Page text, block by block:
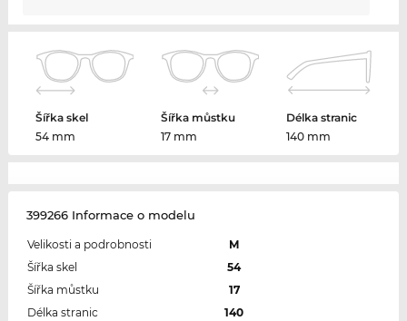
Šířka skel
54 mm
Šířka můstku
17 mm
Délka stranic
140 mm
399266 Informace o modelu
Velikosti a podrobnosti
M
Šířka skel
54
Šířka můstku
17
Délka stranic
140